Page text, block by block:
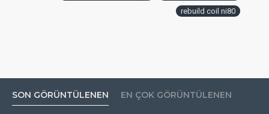
rebuild coil ni80
SON GÖRÜNTÜLENEN EN ÇOK GÖRÜNTÜLENEN